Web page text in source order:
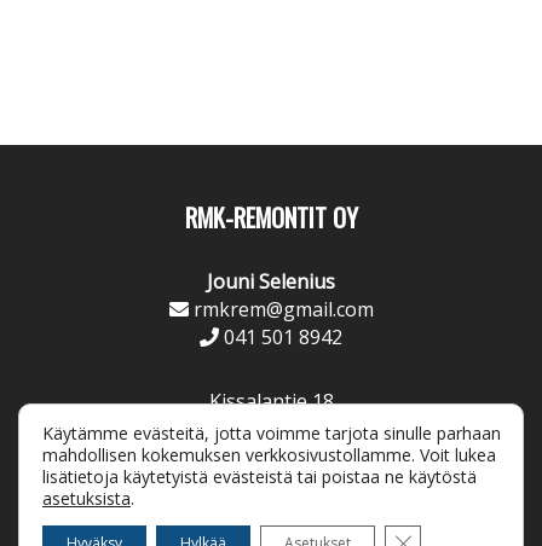
RMK-REMONTIT OY
Jouni Selenius
rmkrem@gmail.com
041 501 8942
Kissalantie 18
11130 Riihimäki
Käytämme evästeitä, jotta voimme tarjota sinulle parhaan
mahdollisen kokemuksen verkkosivustollamme. Voit lukea
lisätietoja käytetyistä evästeistä tai poistaa ne käytöstä
asetuksista.
Sulje